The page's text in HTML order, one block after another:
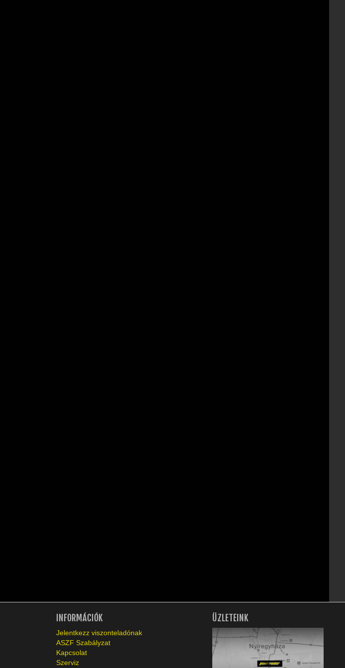
INFORMÁCIÓK
Jelentkezz viszonteladónak
ASZF Szabályzat
Kapcsolat
Szerviz
ÜZLETEINK